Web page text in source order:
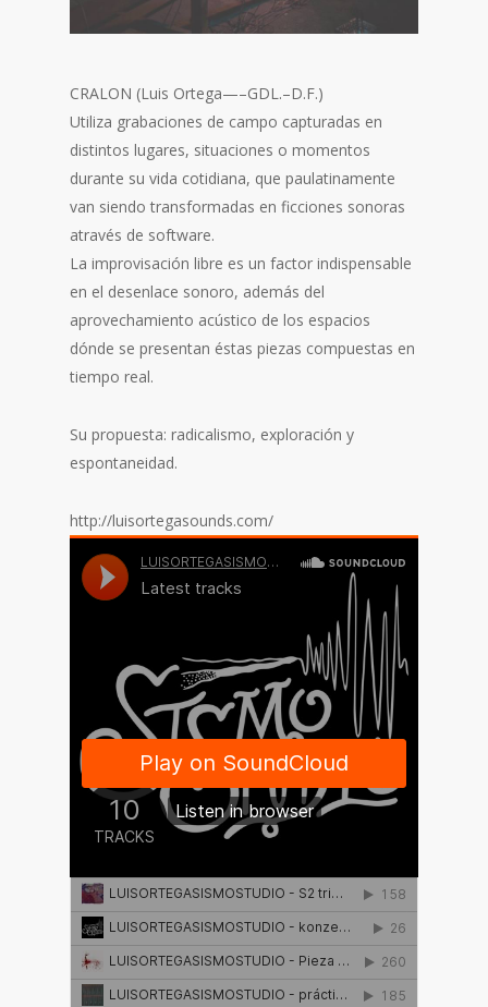
CRALON (Luis Ortega—–GDL.–D.F.)
Utiliza grabaciones de campo capturadas en
distintos lugares, situaciones o momentos
durante su vida cotidiana, que paulatinamente
van siendo transformadas en ficciones sonoras
através de software.
La improvisación libre es un factor indispensable
en el desenlace sonoro, además del
aprovechamiento acústico de los espacios
dónde se presentan éstas piezas compuestas en
tiempo real.
Su propuesta: radicalismo, exploración y
espontaneidad.
http://luisortegasounds.com/